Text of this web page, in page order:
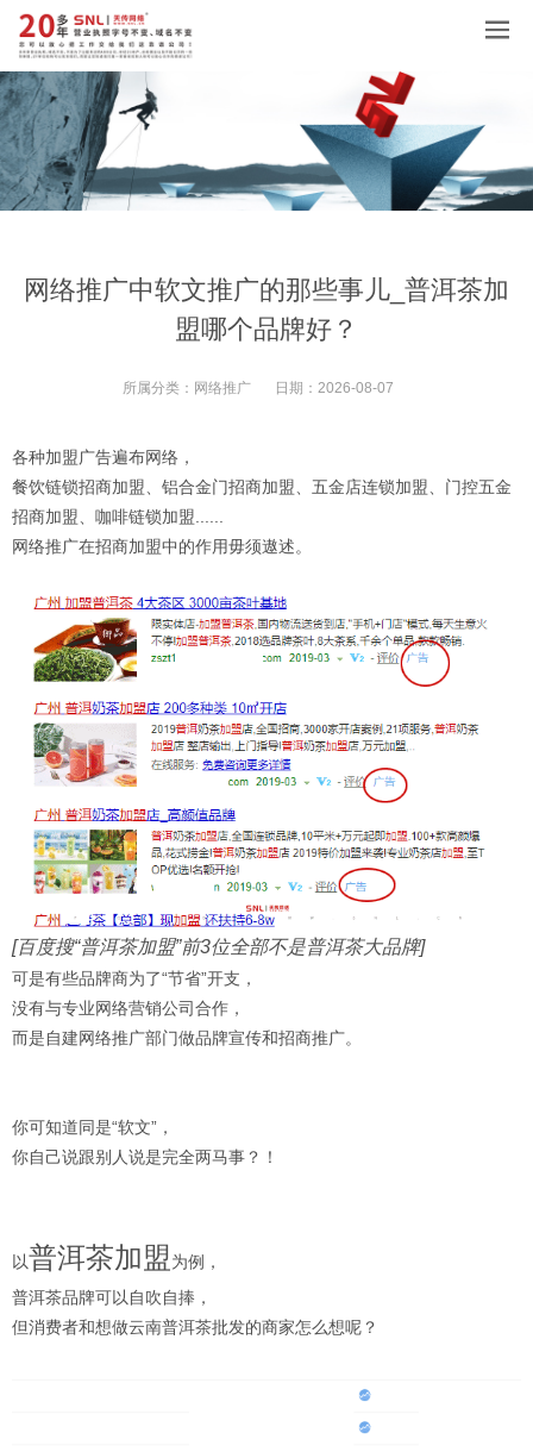
网络推广中软文推广的那些事儿_普洱茶加
盟哪个品牌好？
所属分类： 网络推广 日期： 2026-08-07
各种加盟广告遍布网络，
餐饮链锁招商加盟、铝合金门招商加盟、五金店连锁加盟、门控五金
招商加盟、咖啡链锁加盟......
网络推广在招商加盟中的作用毋须遨述。
[百度搜“普洱茶加盟”前3位全部不是普洱茶大品牌]
可是有些品牌商为了“节省”开支，
没有与专业网络营销公司合作，
而是自建网络推广部门做品牌宣传和招商推广。
你可知道同是“软文”，
你自己说跟别人说是完全两马事？！
以普洱茶加盟为例，
普洱茶品牌可以自吹自捧，
但消费者和想做云南普洱茶批发的商家怎么想呢？